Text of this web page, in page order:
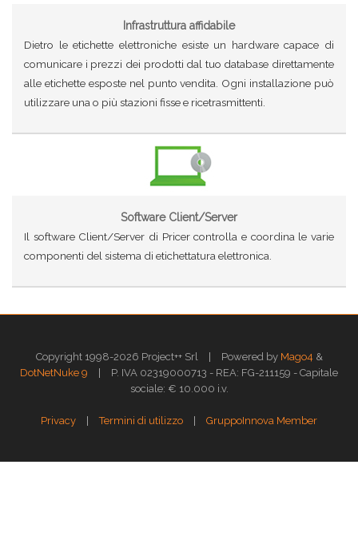
Infrastruttura affidabile
Dietro le etichette elettroniche esiste un hardware capace di
comunicare i prezzi dei prodotti dal tuo database direttamente
alle etichette esposte nel punto vendita. Ogni installazione può
utilizzare una o più stazioni fisse e ricetrasmittenti.
Software Client/Server
Il software Client/Server di Pricer controlla e coordina le varie
componenti del sistema di etichettatura elettronica.
Copyright 1998-2026 Project++ Srl | Powered by Mago4 &
DotNetNuke 9
|
P. IVA 02319000713 - REA: FG-211159 - Capitale
sociale: € 10.000 i.v.
Privacy | Termini di utilizzo | GruppoInnova Member